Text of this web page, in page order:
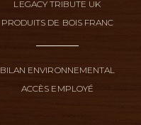
LEGACY TRIBUTE UK
PRODUITS DE BOIS FRANC
BILAN ENVIRONNEMENTAL
ACCÈS EMPLOYÉ